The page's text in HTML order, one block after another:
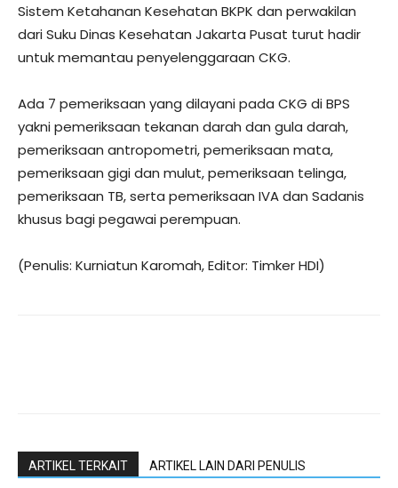
Sistem Ketahanan Kesehatan BKPK dan perwakilan
dari Suku Dinas Kesehatan Jakarta Pusat turut hadir
untuk memantau penyelenggaraan CKG.
Ada 7 pemeriksaan yang dilayani pada CKG di BPS
yakni pemeriksaan tekanan darah dan gula darah,
pemeriksaan antropometri, pemeriksaan mata,
pemeriksaan gigi dan mulut, pemeriksaan telinga,
pemeriksaan TB, serta pemeriksaan IVA dan Sadanis
khusus bagi pegawai perempuan.
(Penulis: Kurniatun Karomah, Editor: Timker HDI)
ARTIKEL TERKAIT ARTIKEL LAIN DARI PENULIS